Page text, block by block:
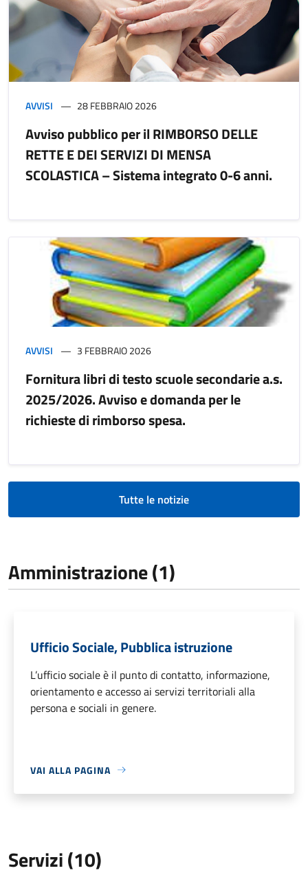
AVVISI 28 FEBBRAIO 2026
Avviso pubblico per il RIMBORSO DELLE
RETTE E DEI SERVIZI DI MENSA
SCOLASTICA – Sistema integrato 0-6 anni.
AVVISI 3 FEBBRAIO 2026
Fornitura libri di testo scuole secondarie a.s.
2025/2026. Avviso e domanda per le
richieste di rimborso spesa.
Tutte le notizie
Amministrazione (1)
Ufficio Sociale, Pubblica istruzione
L’ufficio sociale è il punto di contatto, informazione,
orientamento e accesso ai servizi territoriali alla
persona e sociali in genere.
VAI ALLA PAGINA
Servizi (10)